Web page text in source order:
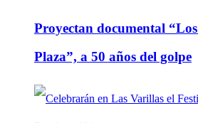
Proyectan documental
Plaza”, a 50 años del golpe